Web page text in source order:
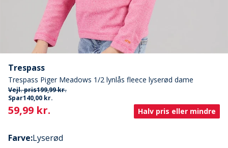
Trespass
Trespass Piger Meadows 1/2 lynlås fleece lyserød dame
Vejl. pris199,99 kr.
Spar140,00 kr.
Current
59,99 kr. Halv pris eller mindre
Farve:Lyserød